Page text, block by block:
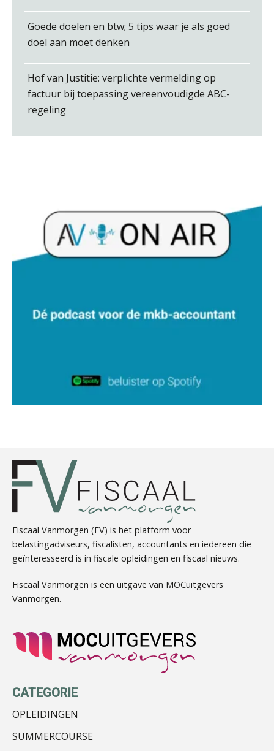
Martijn Bedaux
Peter Kerkhof
Barry Willemsen
Rob van Oosterhout
Goede doelen en btw; 5 tips waar je als goed
doel aan moet denken
Hof van Justitie: verplichte vermelding op
factuur bij toepassing vereenvoudigde ABC-
regeling
Fiscaal Vanmorgen (FV) is het platform voor
belastingadviseurs, fiscalisten, accountants en iedereen die
geïnteresseerd is in fiscale opleidingen en fiscaal nieuws.
Fiscaal Vanmorgen is een uitgave van MOCuitgevers
Vanmorgen.
CATEGORIE
OPLEIDINGEN
SUMMERCOURSE